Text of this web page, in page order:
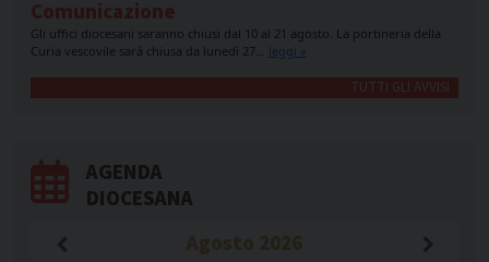
Comunicazione
Gli uffici diocesani saranno chiusi dal 10 al 21 agosto. La portineria della
Curia vescovile sarà chiusa da lunedì 27… leggi »
TUTTI GLI AVVISI
AGENDA
DIOCESANA